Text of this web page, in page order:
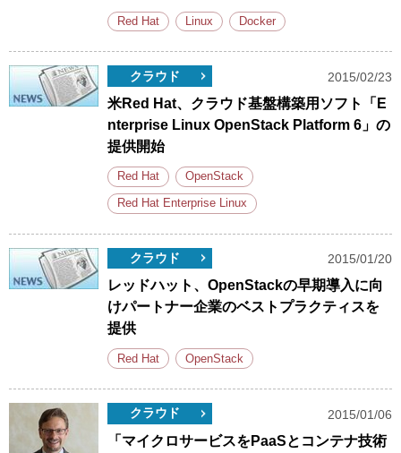
Red Hat Linux Docker
クラウド 2015/02/23
米Red Hat、クラウド基盤構築用ソフト「E
nterprise Linux OpenStack Platform 6」の
提供開始
Red Hat OpenStack
Red Hat Enterprise Linux
クラウド 2015/01/20
レッドハット、OpenStackの早期導入に向
けパートナー企業のベストプラクティスを
提供
Red Hat OpenStack
クラウド 2015/01/06
「マイクロサービスをPaaSとコンテナ技術